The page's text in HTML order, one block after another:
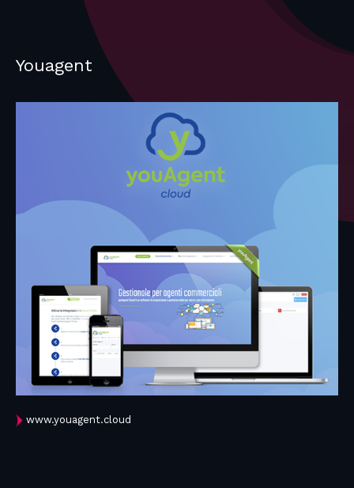
Youagent
www.youagent.cloud